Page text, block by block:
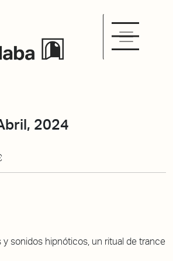
2024
sonidos hipnóticos, un ritual de trance